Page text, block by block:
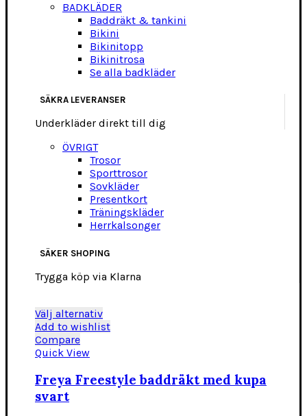
BADKLÄDER
Baddräkt & tankini
Bikini
Bikinitopp
Bikinitrosa
Se alla badkläder
SÄKRA LEVERANSER
Underkläder direkt till dig
ÖVRIGT
Trosor
Sporttrosor
Sovkläder
Presentkort
Träningskläder
Herrkalsonger
SÄKER SHOPING
Trygga köp via Klarna
Välj alternativDen
här
varianter.
Add to wishlist
Compare
Quick View
Freya Freestyle baddräkt med kupa
svart